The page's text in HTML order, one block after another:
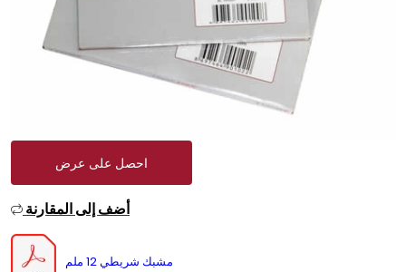
احصل على عرض
أضف إلى المقارنة
مشبك شريطي 12 ملم